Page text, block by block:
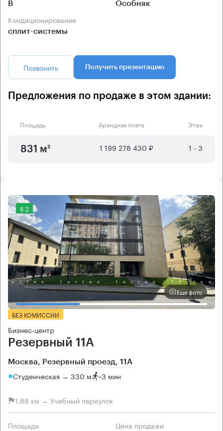
B Особняк
Кондиционирование
сплит-системы
Позвонить Получить презентацию
Предложения по продаже в этом здании:
Площадь Арендная плата Этаж
831 м² 1 199 278 430 ₽ 1 - 3
8.2
Еще фото
БЕЗ КОМИССИИ
Бизнес-центр
Резервный 11А
Москва, Резервный проезд, 11А
Студенческая → 330 м ~3 мин
1.88 км → Учебный переулок
Площади Цена продажи